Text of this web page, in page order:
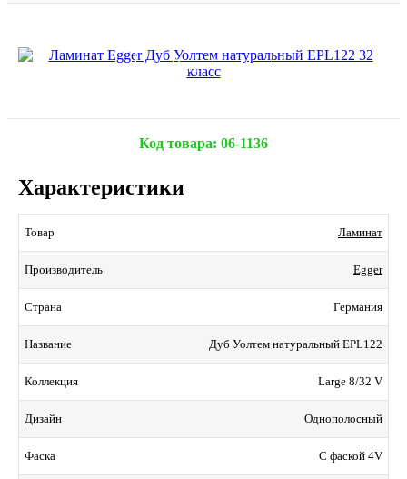
Подробнее
Код товара: 06-1136
Характеристики
Товар Ламинат
Производитель Egger
Страна Германия
Название Дуб Уолтем натуральный EPL122
Коллекция Large 8/32 V
Дизайн Однополосный
Фаска С фаской 4V